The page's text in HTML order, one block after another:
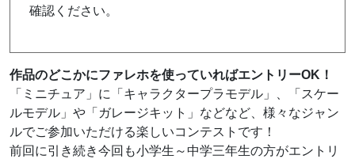
確認ください。
作品のどこかにファレホを使っていればエントリーOK！
「ミニチュア」に「キャラクタープラモデル」、「スケー
ルモデル」や「ガレージキット」などなど、様々なジャン
ルでご参加いただける楽しいコンテストです！
前回に引き続き今回も小学生～中学三年生の方がエントリ